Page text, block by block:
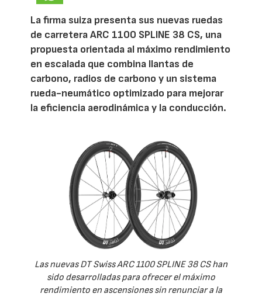
La firma suiza presenta sus nuevas ruedas
de carretera ARC 1100 SPLINE 38 CS, una
propuesta orientada al máximo rendimiento
en escalada que combina llantas de
carbono, radios de carbono y un sistema
rueda-neumático optimizado para mejorar
la eficiencia aerodinámica y la conducción.
Las nuevas DT Swiss ARC 1100 SPLINE 38 CS han
sido desarrolladas para ofrecer el máximo
rendimiento en ascensiones sin renunciar a la